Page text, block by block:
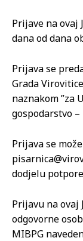
Prijave na ovaj
dana od dana
Prijava se
Grada
naznakom ”za
gospodarstvo
Prijava se
dodjelu
Prijavu na ovaj
odgovorne
MIBPG